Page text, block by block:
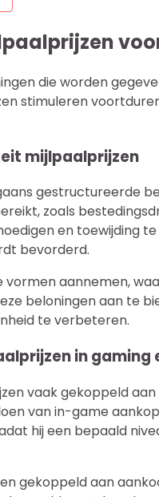
die worden
stimuleren
mijlpaalprijzen
gestructureerde
zoals
en toewijding
bevorderd.
vormen aannemen,
beloningen aan te
te verbeteren.
in gaming
vaak gekoppeld
van in-game
hij een bepaald
gekoppeld aan